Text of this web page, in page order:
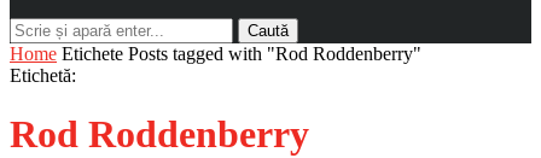
Caută
Home Etichete Posts tagged with "Rod Roddenberry"
Etichetă:
Rod Roddenberry